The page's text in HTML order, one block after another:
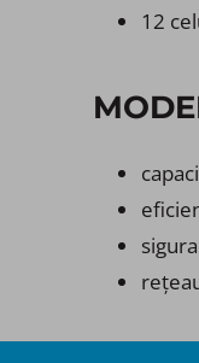
12